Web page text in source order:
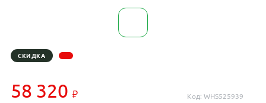
СКИДКА
58 320 Код: WHS525939